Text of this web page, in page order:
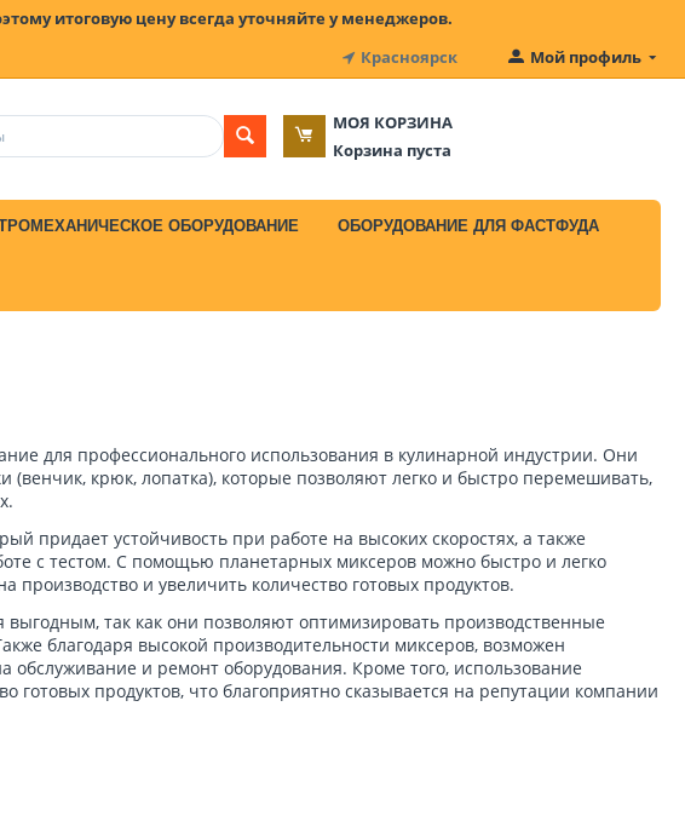
итоговую цену всегда уточняйте у менеджеров.
Красноярск Мой профиль
МОЯ КОРЗИНА
Корзина пуста
ОБОРУДОВАНИЕ ОБОРУДОВАНИЕ ДЛЯ ФАСТФУДА
для профессионального использования в кулинарной индустрии. Они
крюк, лопатка), которые позволяют легко и быстро перемешивать,
придает устойчивость при работе на высоких скоростях, а также
с тестом. С помощью планетарных миксеров можно быстро и легко
производство и увеличить количество готовых продуктов.
так как они позволяют оптимизировать производственные
благодаря высокой производительности миксеров, возможен
и ремонт оборудования. Кроме того, использование
готовых продуктов, что благоприятно сказывается на репутации компании